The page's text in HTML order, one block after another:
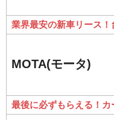
業界最安の新車リース！
MOTA(モータ)
最後に必ずもらえる！カ